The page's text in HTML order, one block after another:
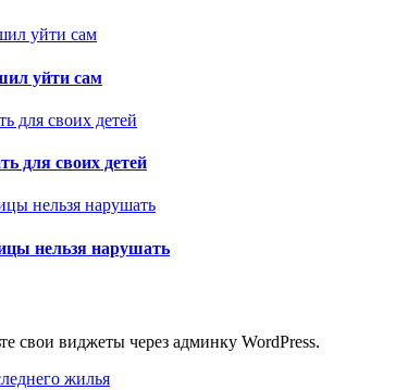
уйти сам
для своих детей
нельзя нарушать
свои виджеты через админку WordPress.
жилья